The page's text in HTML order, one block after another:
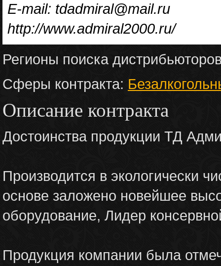
E-mail: tdadmiral@mail.ru
http://www.admiral2000.ru/
Регионы поиска
Сферы контракта:
Описание контракта
Достоинства продукции ТД
Производится в экологически
основе заложено новейшее
оборудование, Лидер
Продукция компании была